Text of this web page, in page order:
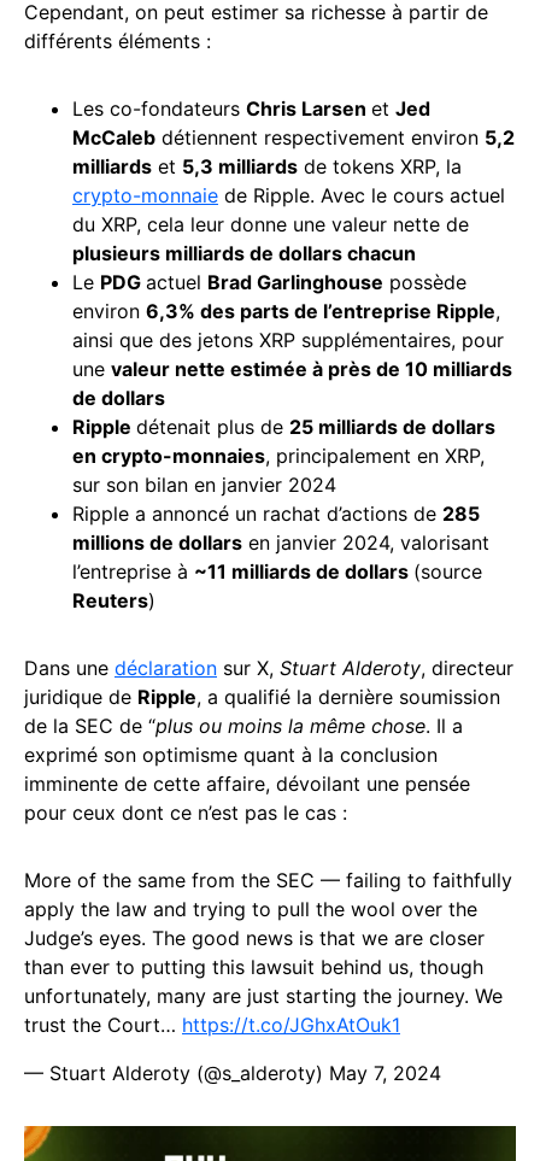
Cependant, on peut estimer sa richesse à partir de
différents éléments :
Les co-fondateurs Chris Larsen et Jed
McCaleb détiennent respectivement environ 5,2
milliards et 5,3 milliards de tokens XRP, la
crypto-monnaie de Ripple. Avec le cours actuel
du XRP, cela leur donne une valeur nette de
plusieurs milliards de dollars chacun
Le PDG actuel Brad Garlinghouse possède
environ 6,3% des parts de l’entreprise Ripple,
ainsi que des jetons XRP supplémentaires, pour
une valeur nette estimée à près de 10 milliards
de dollars
Ripple détenait plus de 25 milliards de dollars
en crypto-monnaies, principalement en XRP,
sur son bilan en janvier 2024
Ripple a annoncé un rachat d’actions de 285
millions de dollars en janvier 2024, valorisant
l’entreprise à ~11 milliards de dollars (source
Reuters)
Dans une déclaration sur X, Stuart Alderoty, directeur
juridique de Ripple, a qualifié la dernière soumission
de la SEC de “plus ou moins la même chose. Il a
exprimé son optimisme quant à la conclusion
imminente de cette affaire, dévoilant une pensée
pour ceux dont ce n’est pas le cas :
More of the same from the SEC — failing to faithfully
apply the law and trying to pull the wool over the
Judge’s eyes. The good news is that we are closer
than ever to putting this lawsuit behind us, though
unfortunately, many are just starting the journey. We
trust the Court… https://t.co/JGhxAtOuk1
— Stuart Alderoty (@s_alderoty) May 7, 2024